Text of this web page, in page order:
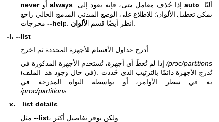
never
أوalways . إذا حُذف معامل متى ، فإنه يعود إلىauto
يمكن تعطيل الألوان؛ للاطلاع على الوضع المبدئي المدمج الحالي راجع
--help . انظر أيضًا قسم الألوان
-l، --list
أدرج جداول الأقسام للأجهزة المحددة ثم اخرج.
إذا لم تُعطَ أي أجهزة، تُستخدم الأجهزة المذكورة في/proc/partitions
(في حال وجود هذا الملف). تُدرج الأجهزة دائمًا بالترتيب الذي حُددت
به في سطر الأوامر، أو بواسطة النواة المدرجة في
/proc/partitions
-x، --list-details
--list